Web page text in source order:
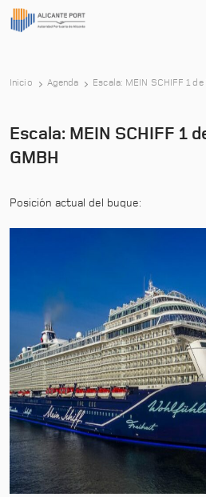
Inicio Agenda Escala: MEIN SCHIFF 1
Escala: MEIN SCHIFF 1
GMBH
Posición actual del buque: